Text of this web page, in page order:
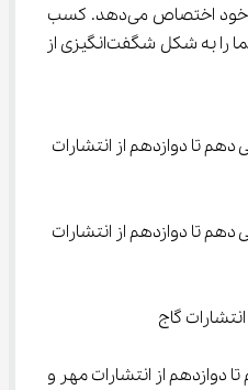
و بیشترین تعداد سوال را به خود اختصاص می‌دهد. کسب
درصد بالای ۷۰ در این درس، شما را به شکل شگفت‌انگیزی از
دهم تا دوازدهم از انتشارات
دهم تا دوازدهم از انتشارات
گاج
تا دوازدهم از انتشارات مهر و